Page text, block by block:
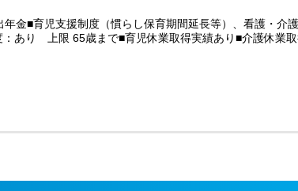
金■育児支援制度（慣らし保育期間延長等）、看護・介
り 上限 65歳まで■育児休業取得実績あり■介護休業